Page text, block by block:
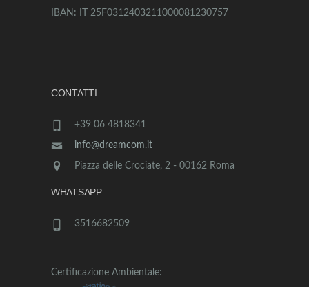
IBAN: IT 25F0312403211000081230757
CONTATTI
+39 06 4818341
info@dreamcom.it
Piazza delle Crociate, 2 - 00162 Roma
WHATSAPP
3516682509
Certificazione Ambientale: